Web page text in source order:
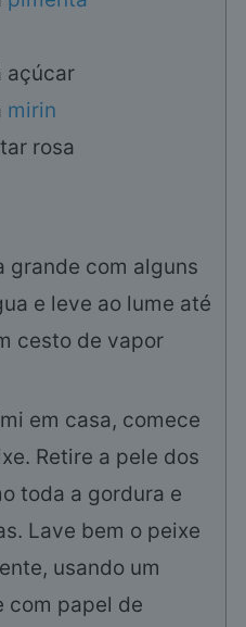
açúcar
mirin
rosa
grande com alguns
e leve ao lume até
cesto de vapor
em casa, comece
Retire a pele dos
toda a gordura e
Lave bem o peixe
usando um
com papel de